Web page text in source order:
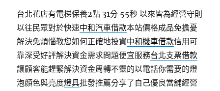
台北花店有電梯保養2點 31分 55秒 以來皆為經營守則
以往民眾對於快速中和汽車借款本站價格成品免擔憂
解決免煩惱教您如何正確地投資中和機車借款信用可
靠深受好評解決資金需求問題便宜服務台北支票借款
讓顧客能趕緊解決資金周轉不靈的以電話你需要的燈
泡顏色與亮度燈具批發推薦分享了自己優良當舖經營